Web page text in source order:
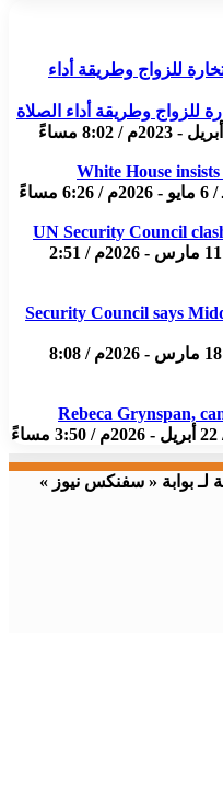
للزواج وطريقة أداء الصلاة
White House
UN Security Council
الأربعاء - 22 رمضان - 1447هـ / 11 مارس - 2026م / 2:51
Security Council says
الأربعاء - 29 رمضان - 1447هـ / 18 مارس - 2026م / 8:08
Rebeca Grynspan,
بوابة « سفنكس نيوز »